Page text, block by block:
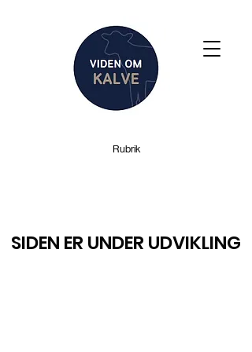
Rubrik
SIDEN ER UNDER UDVIKLING